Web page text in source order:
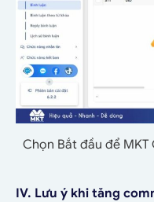
Chọn Bắt đầu để
IV. Lưu ý khi tăng